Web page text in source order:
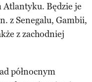
Będzie je
z Senegalu, Gambii,
z zachodniej
północnym